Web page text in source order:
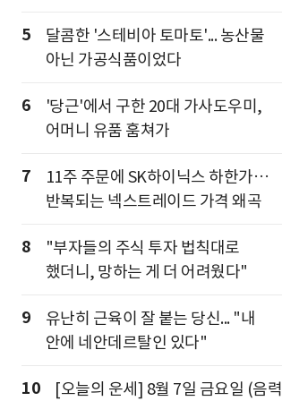
5
달콤한 '스테비아 토마토'... 농산물
아닌 가공식품이었다
6
'당근'에서 구한 20대 가사도우미,
어머니 유품 훔쳐가
7
11주 주문에 SK하이닉스 하한가…
반복되는 넥스트레이드 가격 왜곡
8
"부자들의 주식 투자 법칙대로
했더니, 망하는 게 더 어려웠다"
9
유난히 근육이 잘 붙는 당신... "내
안에 네안데르탈인 있다"
10
[오늘의 운세] 8월 7일 금요일 (음력